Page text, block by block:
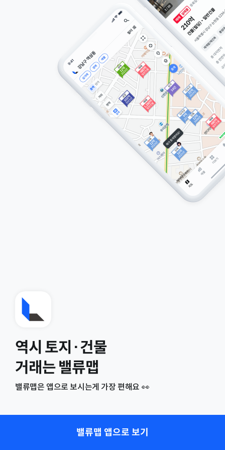
역시 토지·건물
거래는 밸류맵
밸류맵은 앱으로 보시는게 가장 편해요 👀
밸류맵 앱으로 보기